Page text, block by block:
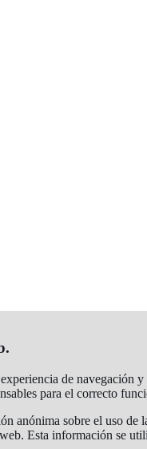
de navegación
para el correcto
anónima sobre el uso de
Esta información se